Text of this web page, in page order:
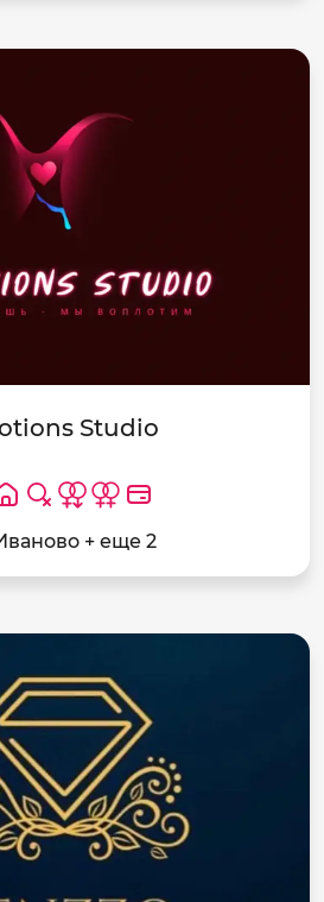
Studio
+ еще 2